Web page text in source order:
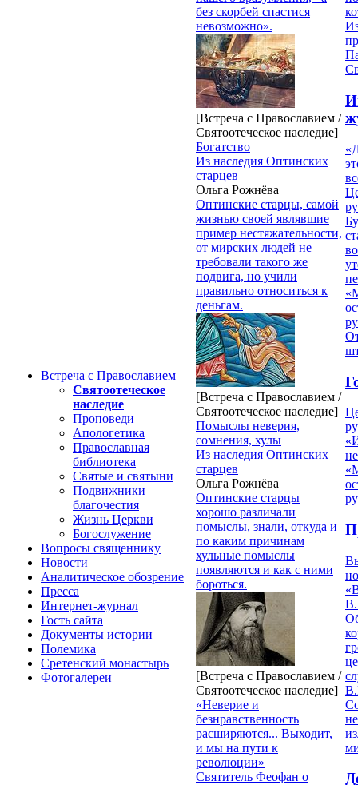
Встреча с Православием
Святоотеческое
наследие
Проповеди
Апологетика
Православная
библиотека
Святые и святыни
Подвижники
благочестия
Жизнь Церкви
Богослужение
Вопросы священнику
Новости
Аналитическое обозрение
Пресса
Интернет-журнал
Гость сайта
Документы истории
Полемика
Сретенский монастырь
Фотогалереи
без скорбей спастися
невозможно».
[Встреча с Православием /
Святоотеческое наследие]
Богатство
Из наследия Оптинских
старцев
Ольга Рожнёва
Оптинские старцы, самой
жизнью своей являвшие
пример нестяжательности,
от мирских людей не
требовали такого же
подвига, но учили
правильно относиться к
деньгам.
[Встреча с Православием /
Святоотеческое наследие]
Помыслы неверия,
сомнения, хулы
Из наследия Оптинских
старцев
Ольга Рожнёва
Оптинские старцы
хорошо различали
помыслы, знали, откуда и
по каким причинам
хульные помыслы
появляются и как с ними
бороться.
[Встреча с Православием /
Святоотеческое наследие]
«Неверие и
безнравственность
расширяются... Выходит,
и мы на пути к
революции»
Святитель Феофан о